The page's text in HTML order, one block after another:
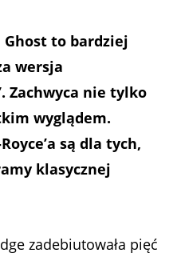
Ghost to bardziej
wersja
Zachwyca nie tylko
wyglądem.
są dla tych,
klasycznej
zadebiutowała pięć